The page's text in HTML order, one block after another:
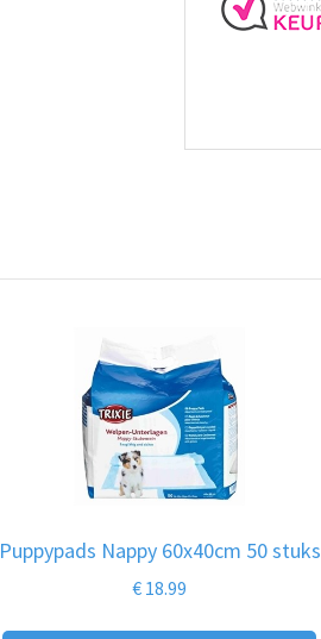
Puppypads Nappy 60x40cm 50 stuks
€ 18.99